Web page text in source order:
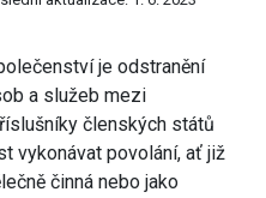
je odstranění
a služeb mezi
členských států
vykonávat povolání, ať již
činná nebo jako